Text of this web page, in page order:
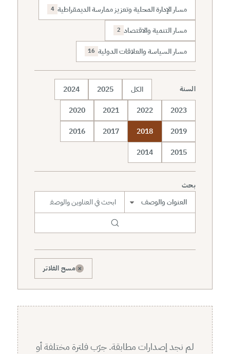
مسار الإدارة المحلية وتعزيز ممارسة الديمقراطية 4
مسار التنمية والاقتصاد 2
مسار السياسة والعلاقات الدولية 16
السنة الكل 2025
2024
2023
2022
2021
2020
2019
2018
2017
2016
2015
2014
بحث
× مسح الفلاتر
لم نجد إصدارات مطابقة. جرّب فلترة مختلفة أو